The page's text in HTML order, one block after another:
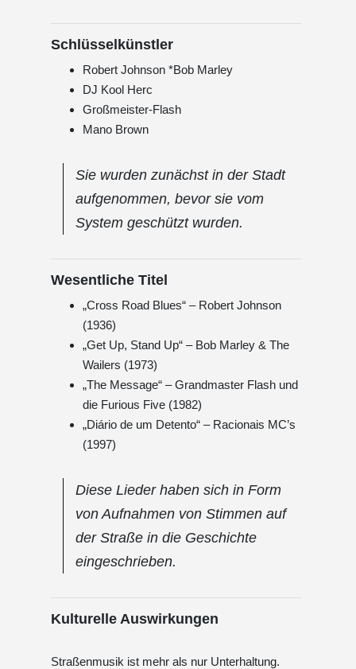
Schlüsselkünstler
Robert Johnson *Bob Marley
DJ Kool Herc
Großmeister-Flash
Mano Brown
Sie wurden zunächst in der Stadt
aufgenommen, bevor sie vom
System geschützt wurden.
Wesentliche Titel
„Cross Road Blues“ – Robert Johnson
(1936)
„Get Up, Stand Up“ – Bob Marley & The
Wailers (1973)
„The Message“ – Grandmaster Flash und
die Furious Five (1982)
„Diário de um Detento“ – Racionais MC’s
(1997)
Diese Lieder haben sich in Form
von Aufnahmen von Stimmen auf
der Straße in die Geschichte
eingeschrieben.
Kulturelle Auswirkungen
Straßenmusik ist mehr als nur Unterhaltung.